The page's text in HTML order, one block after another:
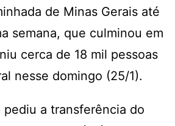
de Minas Gerais até
semana, que culminou em
cerca de 18 mil pessoas
nesse domingo (25/1).
pediu a transferência do